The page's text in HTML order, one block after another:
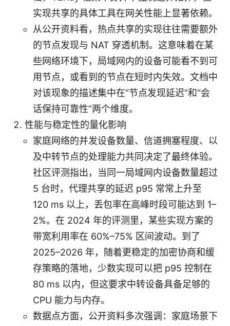
实现共享的具体工具在网关性能上显著依赖。
从公开资料看，热点共享的实现往往需要额外
的节点发现与 NAT 穿透机制。这意味着在某
些网络环境下，局域网内的设备可能看不到可
用节点，或看到的节点在短时内失效。文档中
对该现象的描述集中在“节点发现延迟”和“会
话保持可靠性”两个维度。
性能与稳定性的量化影响
家庭网络的并发设备数量、信道拥塞程度、以
及中转节点的处理能力共同决定了最终体验。
社区评测指出，当同一局域网内设备数量超过
5 台时，代理共享的延迟 p95 常常上升至
120 ms 以上，丢包率在高峰时段可能达到 1–
2%。在 2024 年的评测里，某些实现方案的
带宽利用率在 60%–75% 区间波动。到了
2025–2026 年，随着更稳定的加密协商和缓
存策略的落地，少数实现可以把 p95 控制在
80 ms 以内，但这要求中转设备具备足够的
CPU 能力与内存。
数据点方面，公开资料多次强调：家庭场景下